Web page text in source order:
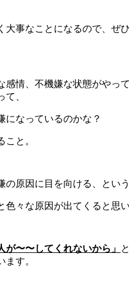
大事なことになるので、ぜ
感情、不機嫌な状態がやっ
て、
になっているのかな？
こと。
の原因に目を向ける、とい
色々な原因が出てくると思い
が〜〜してくれないから」
ます。